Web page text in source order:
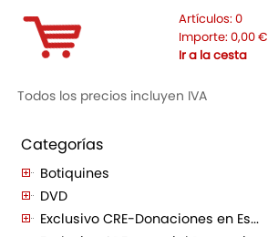
Artículos: 0
Importe: 0,00 €
Ir a la cesta
Todos los precios incluyen IVA
Categorías
Botiquines
DVD
Exclusivo CRE-Donaciones en Es...